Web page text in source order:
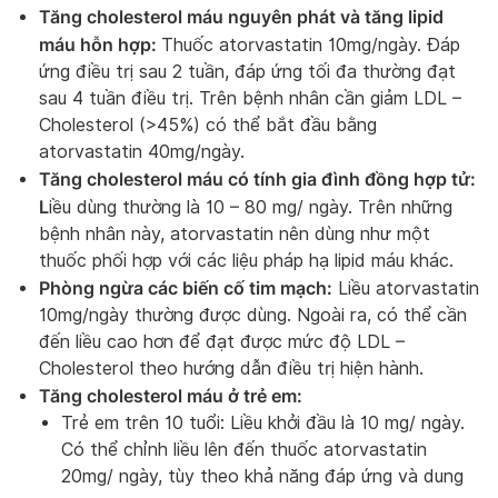
Tăng cholesterol máu nguyên phát và tăng lipid
máu hỗn hợp: Thuốc atorvastatin 10mg/ngày. Đáp
ứng điều trị sau 2 tuần, đáp ứng tối đa thường đạt
sau 4 tuần điều trị. Trên bệnh nhân cần giảm LDL –
Cholesterol (>45%) có thể bắt đầu bằng
atorvastatin 40mg/ngày.
Tăng cholesterol máu có tính gia đình đồng hợp tử:
Liều dùng thường là 10 – 80 mg/ ngày. Trên những
bệnh nhân này, atorvastatin nên dùng như một
thuốc phối hợp với các liệu pháp hạ lipid máu khác.
Phòng ngừa các biến cố tim mạch: Liều atorvastatin
10mg/ngày thường được dùng. Ngoài ra, có thể cần
đến liều cao hơn để đạt được mức độ LDL –
Cholesterol theo hướng dẫn điều trị hiện hành.
Tăng cholesterol máu ở trẻ em:
Trẻ em trên 10 tuổi: Liều khởi đầu là 10 mg/ ngày.
Có thể chỉnh liều lên đến thuốc atorvastatin
20mg/ ngày, tùy theo khả năng đáp ứng và dung